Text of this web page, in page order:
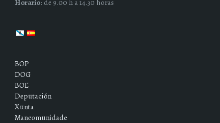
Horario: de 9.00 h a 14.30 horas
BOP
DOG
BOE
Deputación
Xunta
Mancomunidade